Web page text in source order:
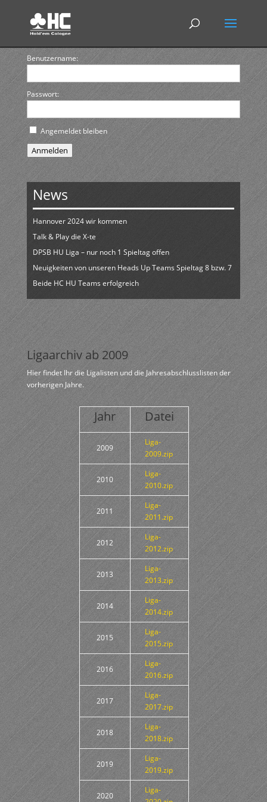
Benutzername:
Passwort:
Angemeldet bleiben
Anmelden
News
Hannover 2024 wir kommen
Talk & Play die X-te
DPSB HU Liga – nur noch 1 Spieltag offen
Neuigkeiten von unseren Heads Up Teams Spieltag 8 bzw. 7
Beide HC HU Teams erfolgreich
Ligaarchiv ab 2009
Hier findet Ihr die Ligalisten und die Jahresabschlusslisten der
vorherigen Jahre.
Jahr Datei
2009
Liga-
2009.zip
2010
Liga-
2010.zip
2011
Liga-
2011.zip
2012
Liga-
2012.zip
2013
Liga-
2013.zip
2014
Liga-
2014.zip
2015
Liga-
2015.zip
2016
Liga-
2016.zip
2017
Liga-
2017.zip
2018
Liga-
2018.zip
2019
Liga-
2019.zip
2020
Liga-